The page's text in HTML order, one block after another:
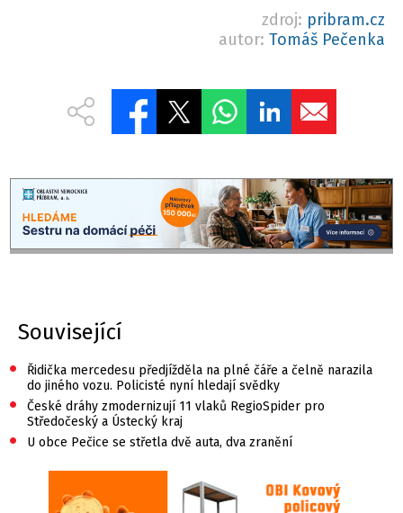
zdroj: pribram.cz
autor: Tomáš Pečenka
Související
•
Řidička mercedesu předjížděla na plné čáře a čelně narazila
do jiného vozu. Policisté nyní hledají svědky
•
České dráhy zmodernizují 11 vlaků RegioSpider pro
Středočeský a Ústecký kraj
• U obce Pečice se střetla dvě auta, dva zranění